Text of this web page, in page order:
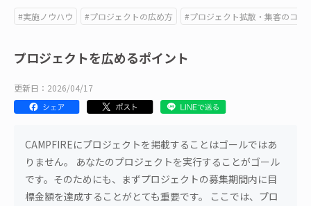
#実施ノウハウ #プロジェクトの広め方 #プロジェクト拡散・集客のコツ
プロジェクトを広めるポイント
更新日：2026/04/17
CAMPFIREにプロジェクトを掲載することはゴールではあ
りません。 あなたのプロジェクトを実行することがゴール
です。そのためにも、まずプロジェクトの募集期間内に目
標金額を達成することがとても重要です。 ここでは、プロ